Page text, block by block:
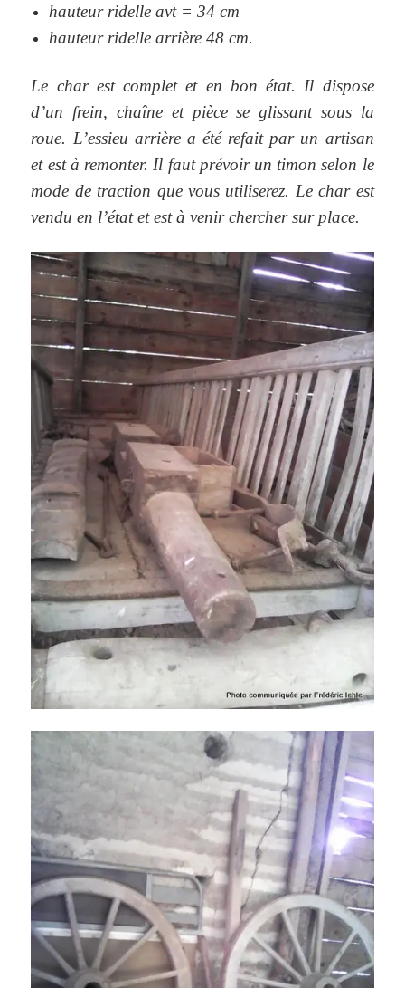
hauteur ridelle avt = 34 cm
hauteur ridelle arrière 48 cm.
Le char est complet et en bon état. Il dispose
d’un frein, chaîne et pièce se glissant sous la
roue. L’essieu arrière a été refait par un artisan
et est à remonter. Il faut prévoir un timon selon le
mode de traction que vous utiliserez. Le char est
vendu en l’état et est à venir chercher sur place.